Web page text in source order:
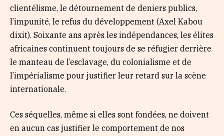
clientélisme, le détournement de deniers publics,
l’impunité, le refus du développement (Axel Kabou
dixit). Soixante ans après les indépendances, les élites
africaines continuent toujours de se réfugier derrière
le manteau de l’esclavage, du colonialisme et de
l’impérialisme pour justifier leur retard sur la scène
internationale.
Ces séquelles, même si elles sont fondées, ne doivent
en aucun cas justifier le comportement de nos